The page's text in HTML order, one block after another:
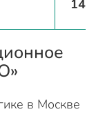
144
в Москве